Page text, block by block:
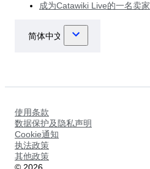
成为Catawiki Live的一名卖家
使用条款
数据保护及隐私声明
Cookie通知
执法政策
其他政策